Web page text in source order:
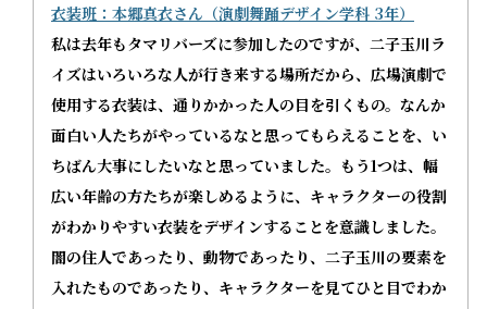
衣装班：本郷真衣さん（演劇舞踊デザイン学科 3年）
私は去年もタマリバーズに参加したのですが、二子玉川ラ
イズはいろいろな人が行き来する場所だから、広場演劇で
使用する衣装は、通りかかった人の目を引くもの。なんか
面白い人たちがやっているなと思ってもらえることを、い
ちばん大事にしたいなと思っていました。もう1つは、幅
広い年齢の方たちが楽しめるように、キャラクターの役割
がわかりやすい衣装をデザインすることを意識しました。
闇の住人であったり、動物であったり、二子玉川の要素を
入れたものであったり、キャラクターを見てひと目でわか